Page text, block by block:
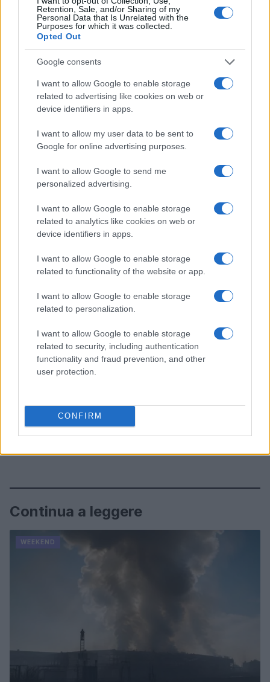
Retention, Sale, and/or Sharing of my
Personal Data that Is Unrelated with the
Purposes for which it was collected.
Opted Out
Google consents
I want to allow Google to enable storage
related to advertising like cookies on web or
device identifiers in apps.
I want to allow my user data to be sent to
Google for online advertising purposes.
I want to allow Google to send me
personalized advertising.
I want to allow Google to enable storage
related to analytics like cookies on web or
device identifiers in apps.
I want to allow Google to enable storage
related to functionality of the website or app.
I want to allow Google to enable storage
related to personalization.
I want to allow Google to enable storage
related to security, including authentication
functionality and fraud prevention, and other
user protection.
CONFIRM
essere la scusa perfetta per volare verso mete
esotiche senza sacrificare troppi giorni lavorativi.
AUTORE
Alessandro Tassinari
Alessandro Tassinari, torinese con passaporto
dopo un incontro al Rifugio Garelli: oggi cura
storie di viaggio in chiave narrativa. In
l'attenzione al paesaggio e conserva un
taccuino logoro con mappe disegnate a
Continua a leggere
WEEKEND